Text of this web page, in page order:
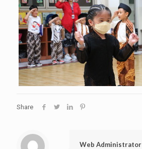
Share
Web Administrator